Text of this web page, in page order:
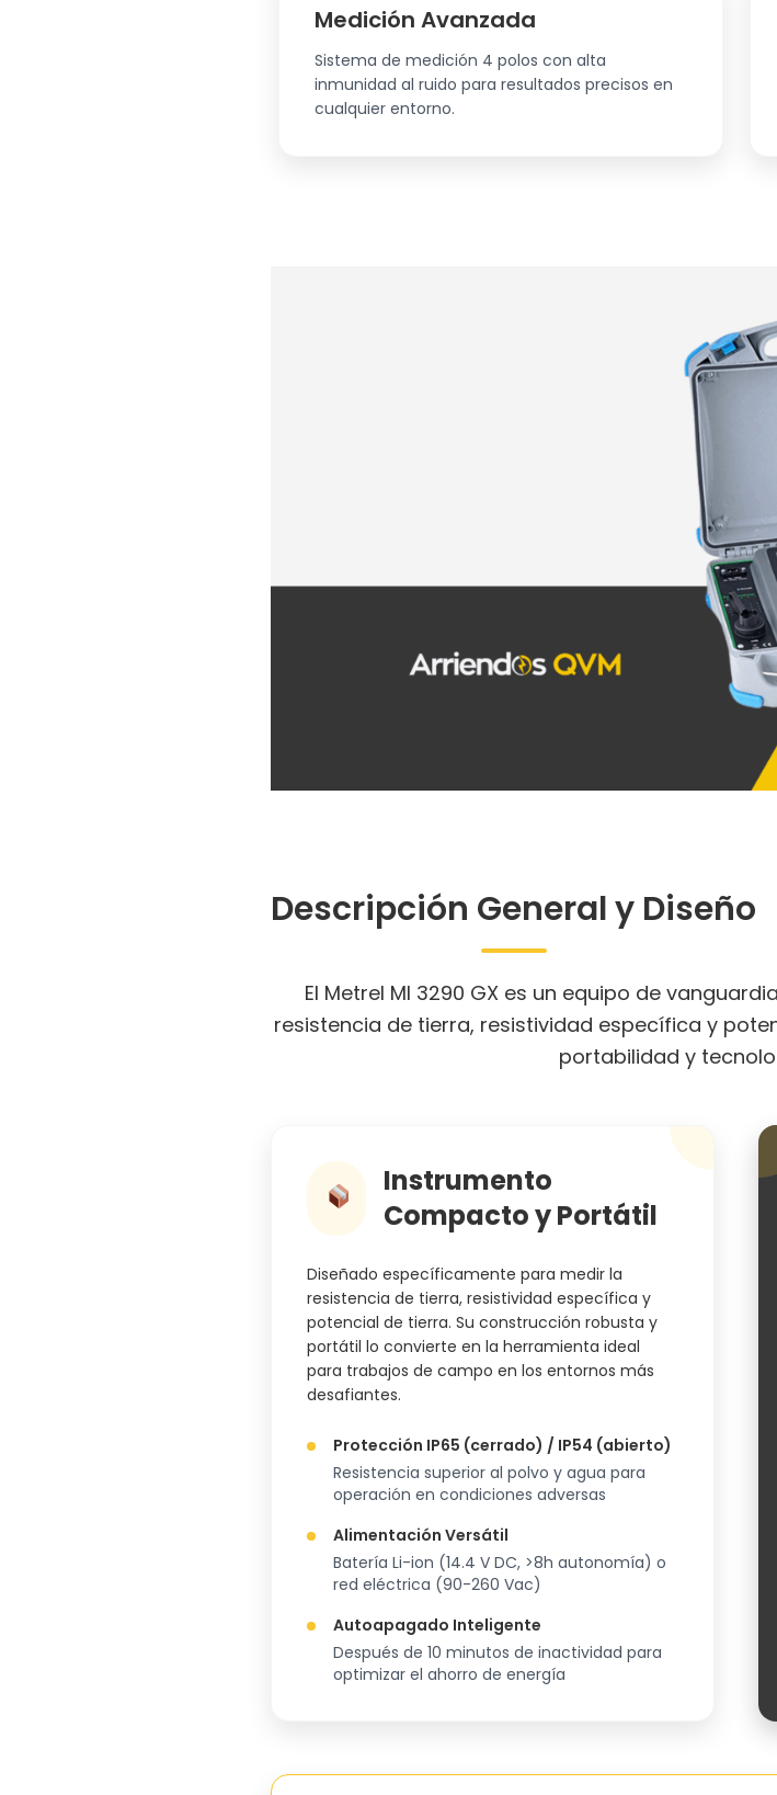
Medición Avanzada
Sistema de medición 4 polos con alta
inmunidad al ruido para resultados precisos en
cualquier entorno.
Descripción General y Diseño
El Metrel MI 3290 GX es un equipo de
resistencia de tierra, resistividad específica y
portabilidad y
Instrumento
Compacto y Portátil
Diseñado específicamente para medir la
resistencia de tierra, resistividad específica y
potencial de tierra. Su construcción robusta y
portátil lo convierte en la herramienta ideal
para trabajos de campo en los entornos más
desafiantes.
Protección IP65 (cerrado) / IP54 (abierto)
Resistencia superior al polvo y agua para
operación en condiciones adversas
Alimentación Versátil
Batería Li-ion (14.4 V DC, >8h autonomía) o
red eléctrica (90-260 Vac)
Autoapagado Inteligente
Después de 10 minutos de inactividad para
optimizar el ahorro de energía